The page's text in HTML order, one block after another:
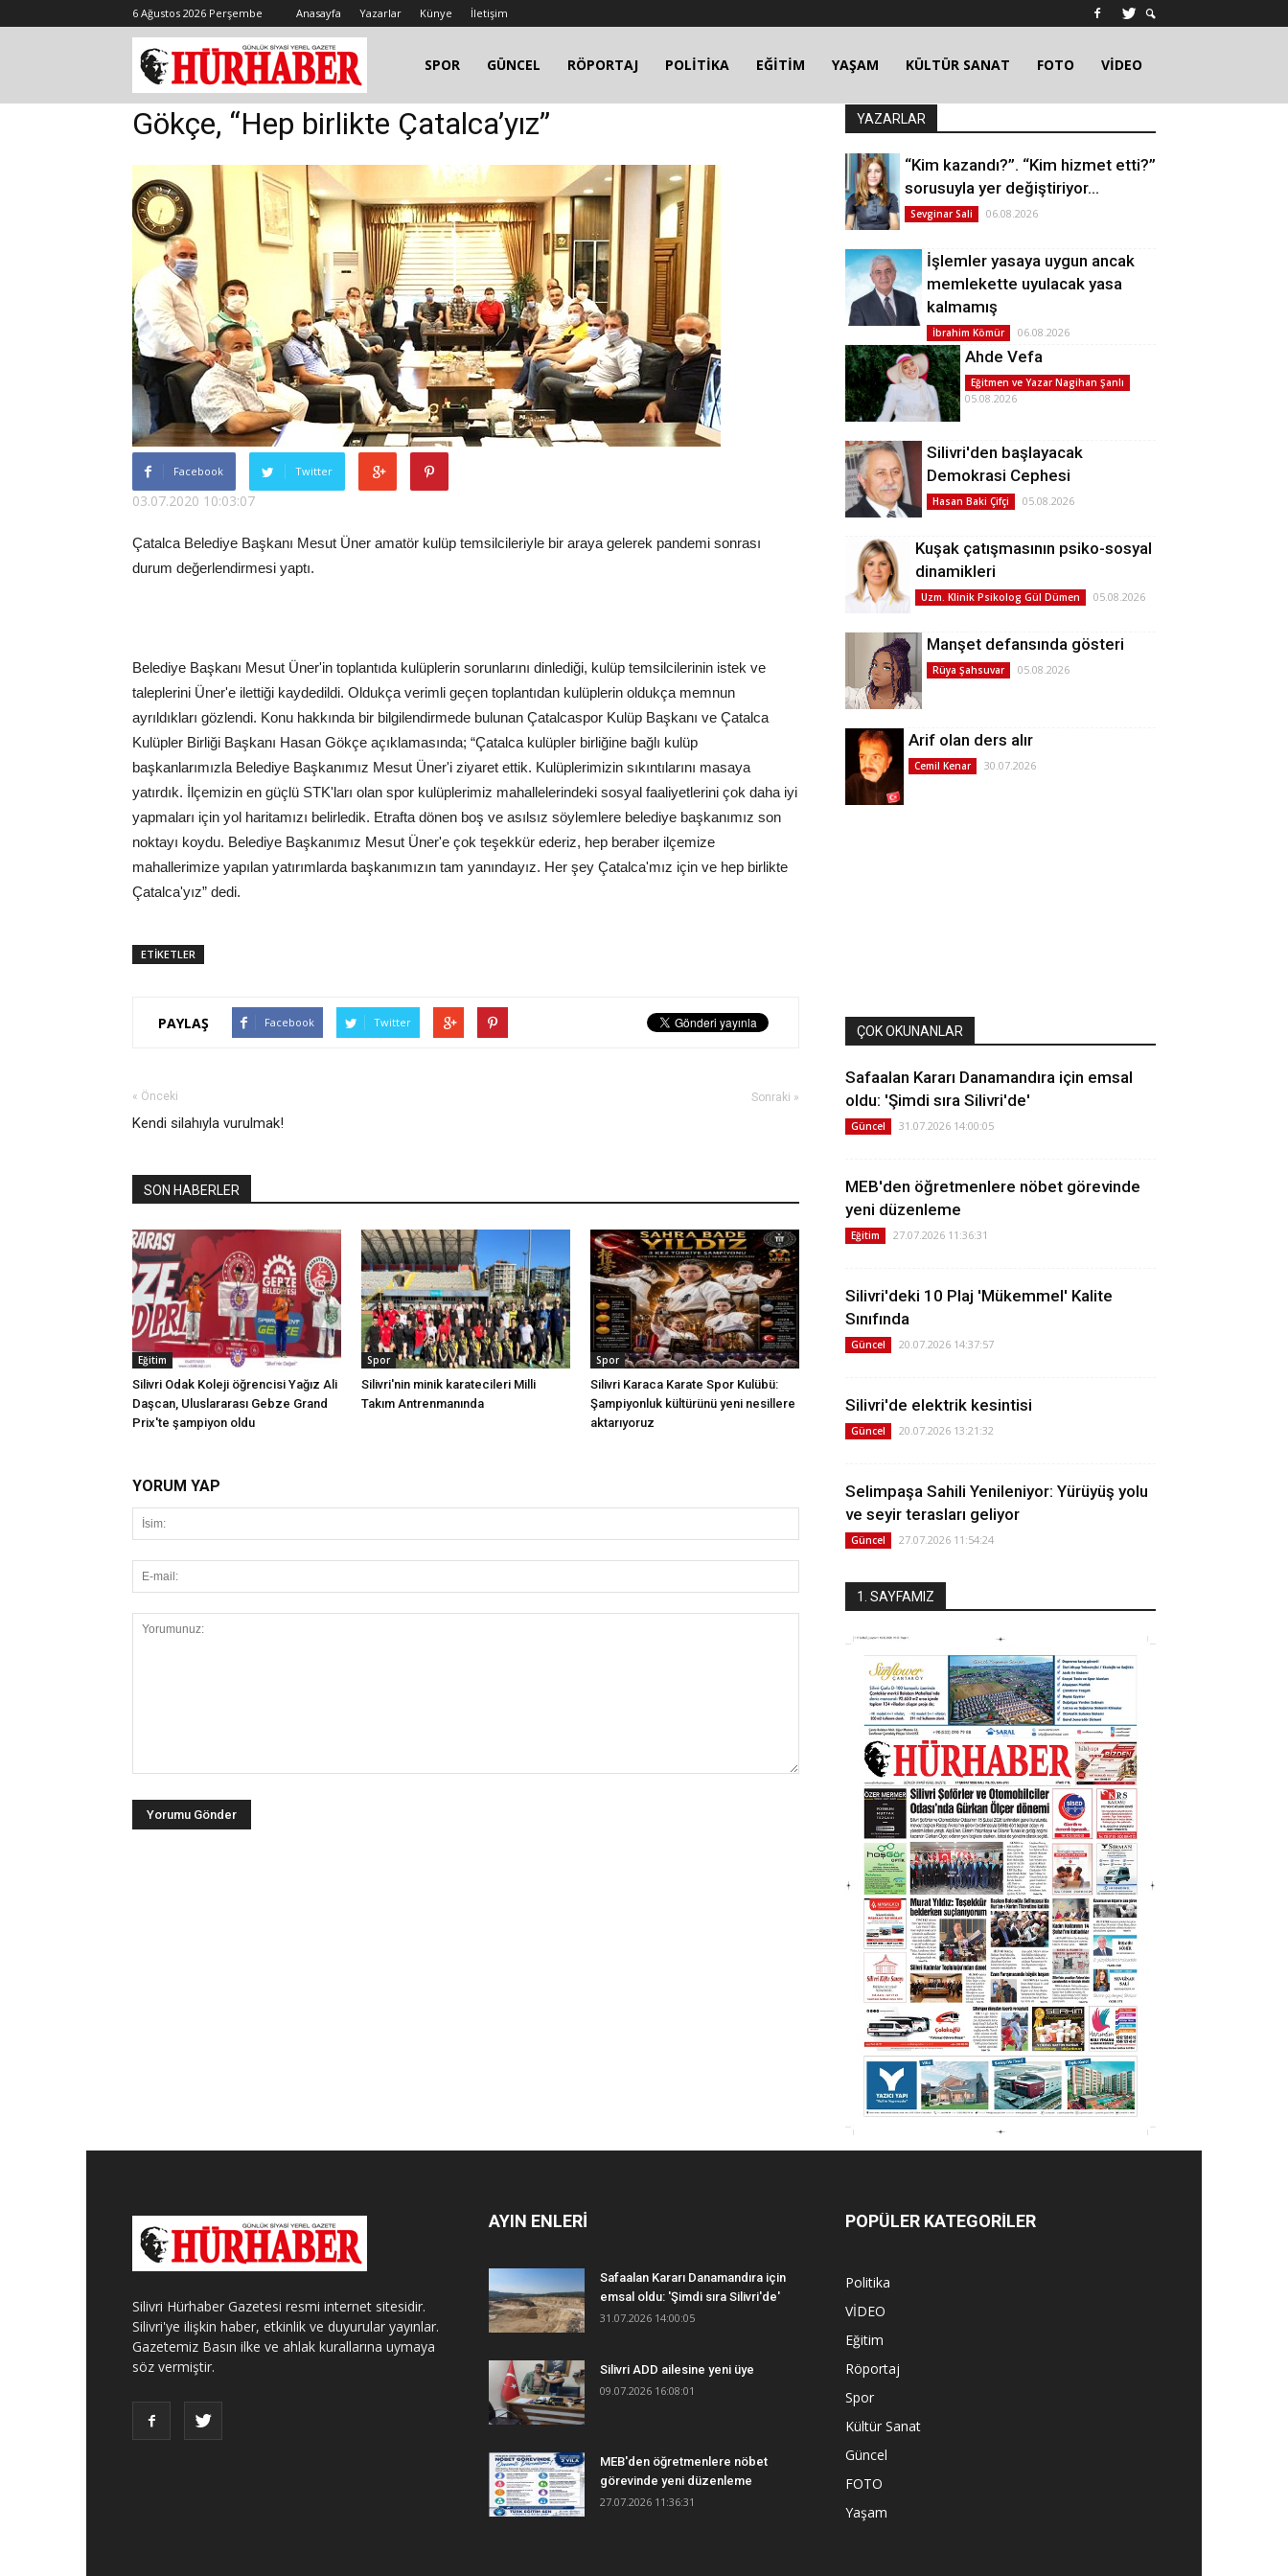
6 Ağustos 2026 Perşembe Anasayfa Yazarlar Künye İletişim
SPOR GÜNCEL RÖPORTAJ POLİTİKA EĞİTİM YAŞAM KÜLTÜR SANAT FOTO VİDEO
Gökçe, “Hep birlikte Çatalca’yız”
Facebook Twitter
03.07.2020 10:03:07
Çatalca Belediye Başkanı Mesut Üner amatör kulüp temsilcileriyle bir araya gelerek pandemi sonrası
durum değerlendirmesi yaptı.
Belediye Başkanı Mesut Üner'in toplantıda kulüplerin sorunlarını dinlediği, kulüp temsilcilerinin istek ve
taleplerini Üner'e ilettiği kaydedildi. Oldukça verimli geçen toplantıdan kulüplerin oldukça memnun
ayrıldıkları gözlendi. Konu hakkında bir bilgilendirmede bulunan Çatalcaspor Kulüp Başkanı ve Çatalca
Kulüpler Birliği Başkanı Hasan Gökçe açıklamasında; “Çatalca kulüpler birliğine bağlı kulüp
başkanlarımızla Belediye Başkanımız Mesut Üner'i ziyaret ettik. Kulüplerimizin sıkıntılarını masaya
yatırdık. İlçemizin en güçlü STK'ları olan spor kulüplerimiz mahallelerindeki sosyal faaliyetlerini çok daha iyi
yapmaları için yol haritamızı belirledik. Etrafta dönen boş ve asılsız söylemlere belediye başkanımız son
noktayı koydu. Belediye Başkanımız Mesut Üner'e çok teşekkür ederiz, hep beraber ilçemize
mahallerimize yapılan yatırımlarda başkanımızın tam yanındayız. Her şey Çatalca'mız için ve hep birlikte
Çatalca'yız” dedi.
ETİKETLER
PAYLAŞ Facebook Twitter
« Önceki
Kendi silahıyla vurulmak!
Sonraki »
SON HABERLER
Eğitim
Silivri Odak Koleji öğrencisi Yağız Ali
Daşcan, Uluslararası Gebze Grand
Prix'te şampiyon oldu
Spor
Silivri'nin minik karatecileri Milli
Takım Antrenmanında
Spor
Silivri Karaca Karate Spor Kulübü:
Şampiyonluk kültürünü yeni nesillere
aktarıyoruz
YORUM YAP
YAZARLAR
“Kim kazandı?”. “Kim hizmet etti?”
sorusuyla yer değiştiriyor…
Sevginar Sali 06.08.2026
İşlemler yasaya uygun ancak
memlekette uyulacak yasa
kalmamış
İbrahim Kömür 06.08.2026
Ahde Vefa
Eğitmen ve Yazar Nagihan Şanlı
05.08.2026
Silivri'den başlayacak
Demokrasi Cephesi
Hasan Baki Çifçi 05.08.2026
Kuşak çatışmasının psiko-sosyal
dinamikleri
Uzm. Klinik Psikolog Gül Dümen 05.08.2026
Manşet defansında gösteri
Rüya Şahsuvar 05.08.2026
Arif olan ders alır
Cemil Kenar 30.07.2026
ÇOK OKUNANLAR
Safaalan Kararı Danamandıra için emsal
oldu: 'Şimdi sıra Silivri'de'
Güncel 31.07.2026 14:00:05
MEB'den öğretmenlere nöbet görevinde
yeni düzenleme
Eğitim 27.07.2026 11:36:31
Silivri'deki 10 Plaj 'Mükemmel' Kalite
Sınıfında
Güncel 20.07.2026 14:37:57
Silivri'de elektrik kesintisi
Güncel 20.07.2026 13:21:32
Selimpaşa Sahili Yenileniyor: Yürüyüş yolu
ve seyir terasları geliyor
Güncel 27.07.2026 11:54:24
1. SAYFAMIZ
Silivri Hürhaber Gazetesi resmi internet sitesidir.
Silivri'ye ilişkin haber, etkinlik ve duyurular yayınlar.
Gazetemiz Basın ilke ve ahlak kurallarına uymaya
söz vermiştir.
AYIN ENLERİ
Safaalan Kararı Danamandıra için
emsal oldu: 'Şimdi sıra Silivri'de'
31.07.2026 14:00:05
Silivri ADD ailesine yeni üye
09.07.2026 16:08:01
MEB'den öğretmenlere nöbet
görevinde yeni düzenleme
27.07.2026 11:36:31
POPÜLER KATEGORİLER
Politika
VİDEO
Eğitim
Röportaj
Spor
Kültür Sanat
Güncel
FOTO
Yaşam